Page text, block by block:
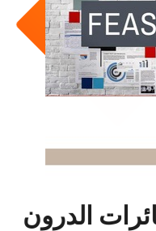
الدرون